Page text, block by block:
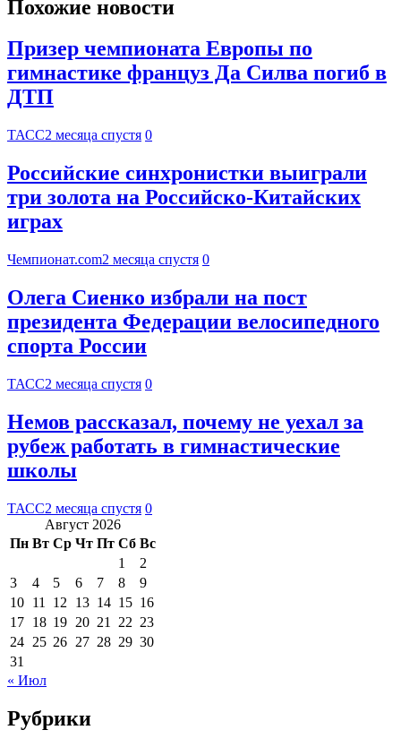
Похожие новости
Призер чемпионата Европы по
гимнастике француз Да Силва погиб в
ДТП
ТАСС2 месяца спустя 0
Российские синхронистки выиграли
три золота на Российско-Китайских
играх
Чемпионат.com2 месяца спустя 0
Олега Сиенко избрали на пост
президента Федерации велосипедного
спорта России
ТАСС2 месяца спустя 0
Немов рассказал, почему не уехал за
рубеж работать в гимнастические
школы
ТАСС2 месяца спустя 0
Август 2026
Пн Вт Ср Чт Пт Сб Вс
1
2
3
4 5 6 7 8
9
10 11 12 13 14 15 16
17 18 19 20 21 22 23
24 25 26 27 28 29 30
31
« Июл
Рубрики